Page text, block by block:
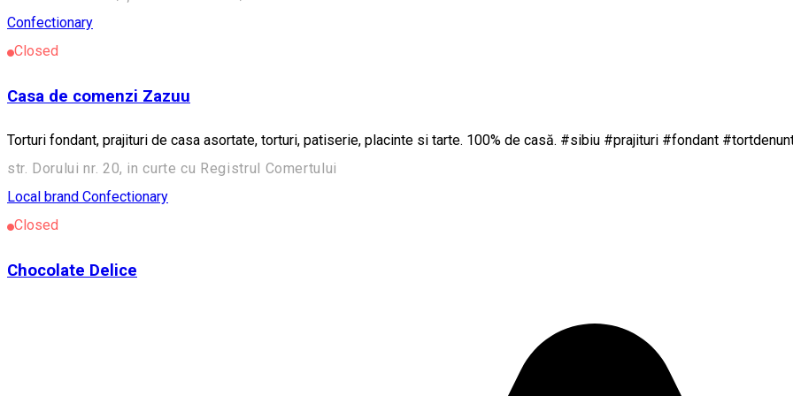
Confectionary
Closed
Casa de comenzi Zazuu
Torturi fondant, prajituri de casa asortate, torturi, patiserie, placinte si tarte. 100% de casă. ‪#‎sibiu‬ ‪#‎prajituri‬ ‪#‎fondant‬
str. Dorului nr. 20, in curte cu Registrul Comertului
Local brand Confectionary
Closed
Chocolate Delice